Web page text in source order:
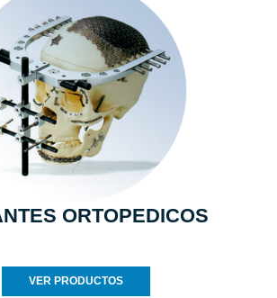
ORTOPEDICOS
VER PRODUCTOS